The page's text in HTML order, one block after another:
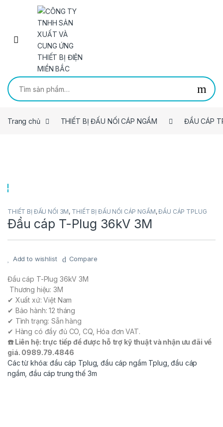
Skip to navigation
Skip to content
Tìm kiếm:
Trang chủ THIẾT BỊ ĐẤU NỐI CÁP NGẦM ĐẦU CÁP
THIẾT BỊ ĐẤU NỐI 3M, THIẾT BỊ ĐẤU NỐI CÁP NGẦM,ĐẦU CÁP TPLUG
Đầu cáp T-Plug 36kV 3M
Add to wishlist Compare
Đầu cáp T-Plug 36kV 3M
Thương hiệu: 3M
✔ Xuất xứ: Việt Nam
✔ Bảo hành: 12 tháng
✔ Tình trạng: Sẵn hàng
✔ Hàng có đầy đủ CO, CQ, Hóa đơn VAT.
☎️ Liên hệ: trực tiếp để được hỗ trợ kỹ thuật và nhận ưu đãi về
giá. 0989.79.4846
Các từ khóa: đầu cáp Tplug, đầu cáp ngầm Tplug, đầu cáp
ngầm, đầu cáp trung thế 3m